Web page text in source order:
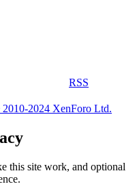
RSS
2024 XenForo Ltd.
this site work, and optional